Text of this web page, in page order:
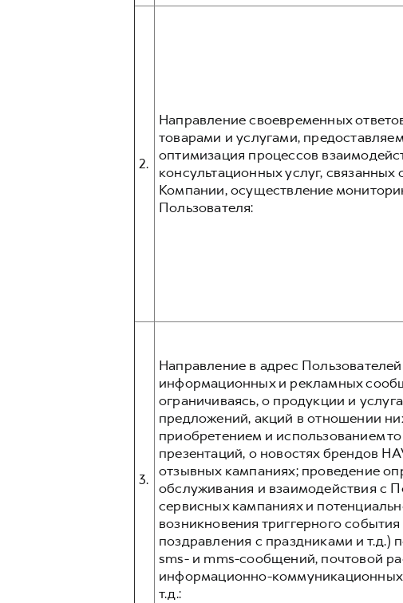
2.
Направление своевременных
товарами и услугами,
оптимизация процессов
консультационных услуг,
Компании, осуществление
Пользователя:
3.
Направление в адрес
информационных и рекламных
ограничиваясь, о продукции и
предложений, акций в отношении
приобретением и использованием
презентаций, о новостях брендов
отзывных кампаниях; проведение
обслуживания и взаимодействия с
сервисных кампаниях и
возникновения триггерного
поздравления с праздниками и т.д.)
sms- и mms-сообщений, почтовой
информационно-коммуникационных
т.д.: